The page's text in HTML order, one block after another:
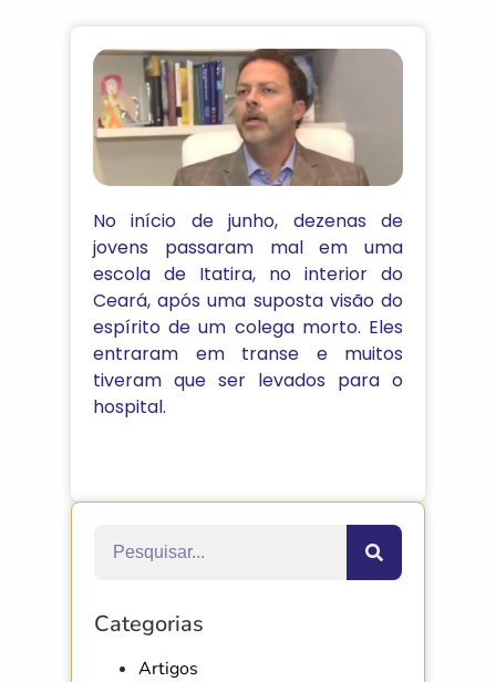
No início de junho, dezenas de
jovens passaram mal em uma
escola de Itatira, no interior do
Ceará, após uma suposta visão do
espírito de um colega morto. Eles
entraram em transe e muitos
tiveram que ser levados para o
hospital.
Categorias
Artigos